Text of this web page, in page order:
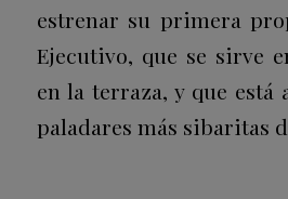
estrenar su primera
Ejecutivo, que se sirve
en la terraza, y que está
paladares más sibaritas